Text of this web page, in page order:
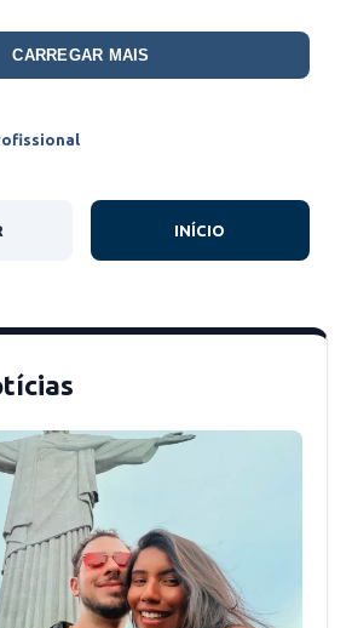
CARREGAR MAIS
INÍCIO